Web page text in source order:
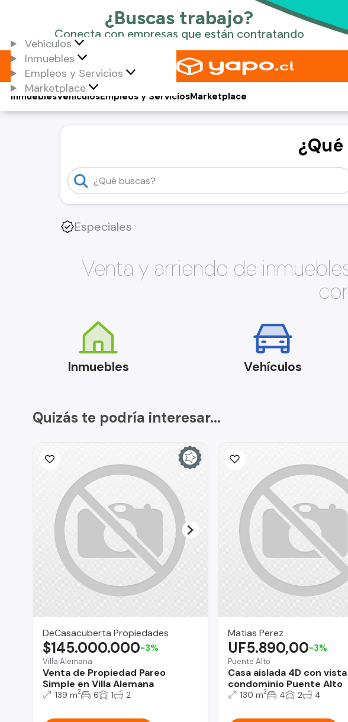
Vehículos
Inmuebles
Empleos y Servicios
Marketplace
Vehículos
Inmuebles Empleos y ServiciosMarketplace
Especiales
Venta y arriendo de
Inmuebles Vehículos
Quizás te podría interesar...
DeCasacuberta Propiedades
Villa Alemana
Venta de Propiedad Pareo
Simple en Villa Alemana
$145.000.000-3%
139 m2 6 1 2
Matias Perez
Puente Alto
Casa aislada 4D con
condominio Puente Alto
UF5.890,00-3%
130 m2 4 2 4